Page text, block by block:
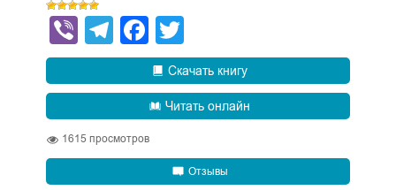
ViberTelegram
Facebook
Скачать книгу
Читать онлайн
1615 просмотров
Отзывы